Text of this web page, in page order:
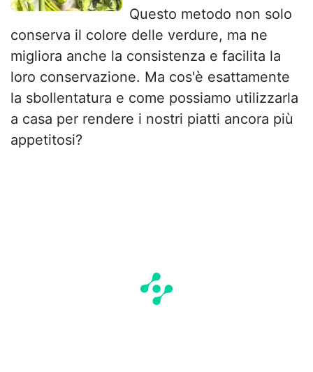
Questo metodo non solo
conserva il colore delle verdure, ma ne
migliora anche la consistenza e facilita la
loro conservazione. Ma cos'è esattamente
la sbollentatura e come possiamo utilizzarla
a casa per rendere i nostri piatti ancora più
appetitosi?